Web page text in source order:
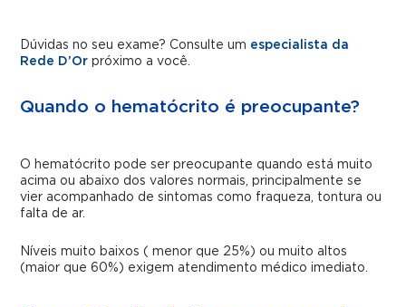
Dúvidas no seu exame? Consulte um especialista da
Rede D’Or próximo a você.
Quando o hematócrito é preocupante?
O hematócrito pode ser preocupante quando está muito
acima ou abaixo dos valores normais, principalmente se
vier acompanhado de sintomas como fraqueza, tontura ou
falta de ar.
Níveis muito baixos ( menor que 25%) ou muito altos
(maior que 60%) exigem atendimento médico imediato.